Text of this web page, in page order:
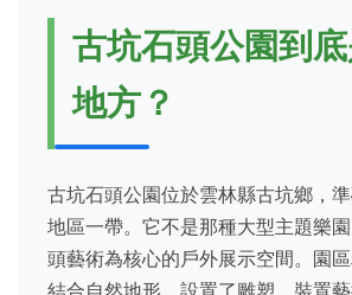
古坑石頭公園到
地方？
古坑石頭公園位於雲林縣古坑鄉，
地區一帶。它不是那種大型主題樂
頭藝術為核心的戶外展示空間。園區
結合自然地形，設置了雕塑、裝置